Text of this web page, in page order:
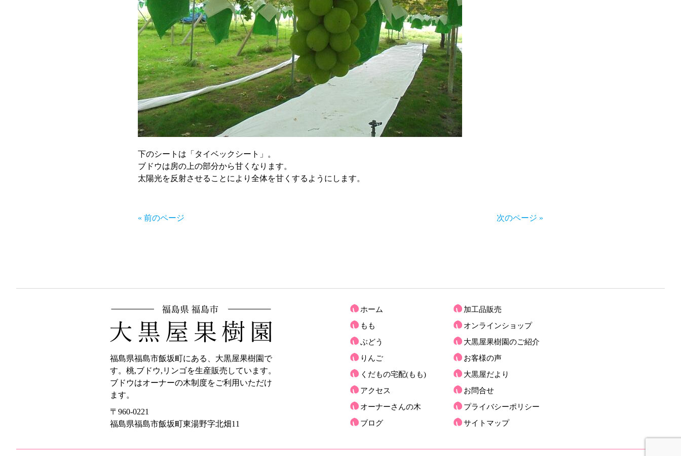
下のシートは「タイベックシート」。
ブドウは房の上の部分から甘くなります。
太陽光を反射させることにより全体を甘くするようにします。
« 前のページ 次のページ »
福島県福島市飯坂町にある、大黒屋果樹園で
す。桃,ブドウ,リンゴを生産販売しています。
ブドウはオーナーの木制度をご利用いただけ
ます。
〒960-0221
福島県福島市飯坂町東湯野字北畑11
ホーム
もも
ぶどう
りんご
くだもの宅配(もも)
アクセス
オーナーさんの木
ブログ
加工品販売
オンラインショップ
大黒屋果樹園のご紹介
お客様の声
大黒屋だより
お問合せ
プライバシーポリシー
サイトマップ